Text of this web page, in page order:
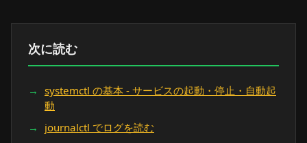
次に読む
systemctl の基本 - サービスの起動・停止・自動起
動
journalctl でログを読む